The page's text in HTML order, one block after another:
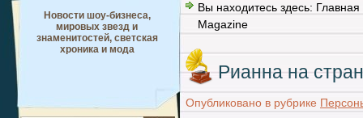
Новости шоу-бизнеса,
мировых звезд и
знаменитостей, светская
хроника и мода
Вы находитесь здесь: Главная
Magazine
Рианна на
Опубликовано в рубрике